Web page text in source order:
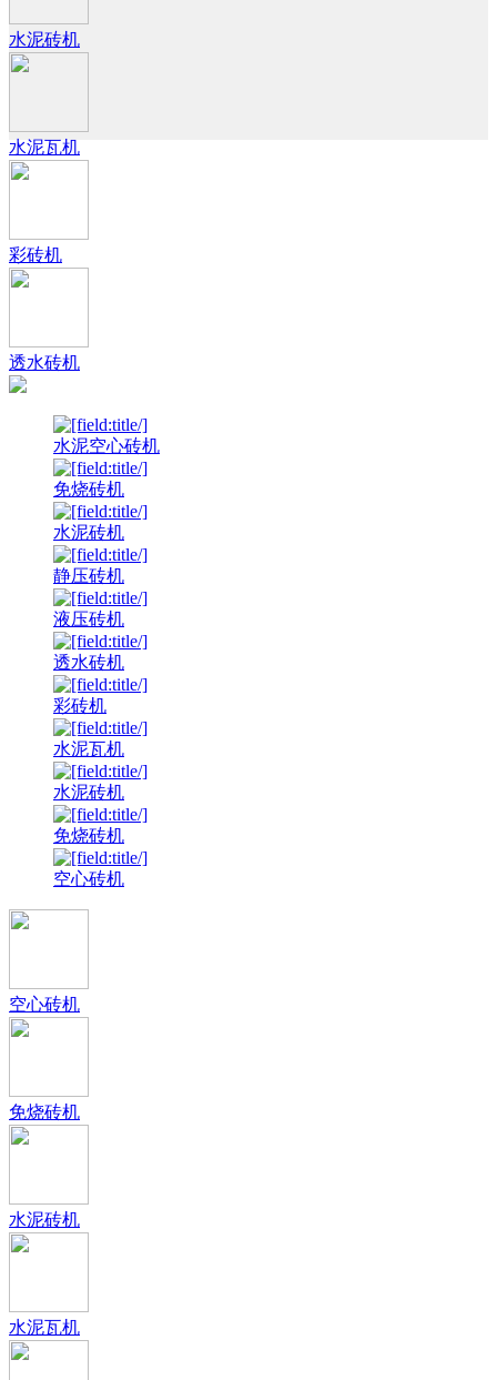
水泥砖机
水泥瓦机
彩砖机
透水砖机
水泥空心砖机
免烧砖机
水泥砖机
静压砖机
液压砖机
透水砖机
彩砖机
水泥瓦机
水泥砖机
免烧砖机
空心砖机
空心砖机
免烧砖机
水泥砖机
水泥瓦机